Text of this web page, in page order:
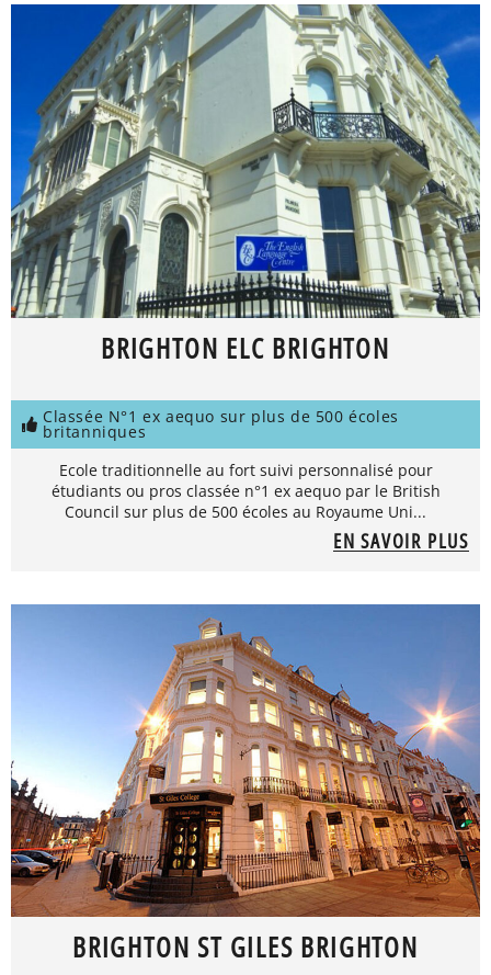
BRIGHTON ELC BRIGHTON
Classée N°1 ex aequo sur plus de 500 écoles
britanniques
Ecole traditionnelle au fort suivi personnalisé pour
étudiants ou pros classée n°1 ex aequo par le British
Council sur plus de 500 écoles au Royaume Uni...
EN SAVOIR PLUS
BRIGHTON ST GILES BRIGHTON